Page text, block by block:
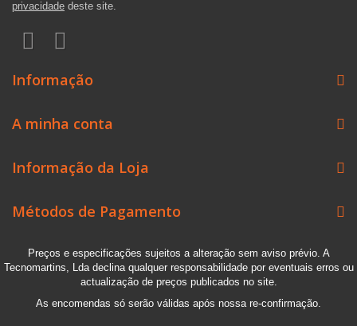
privacidade deste site.
Informação
A minha conta
Informação da Loja
Métodos de Pagamento
Preços e especificações sujeitos a alteração sem aviso prévio. A
Tecnomartins, Lda declina qualquer responsabilidade por eventuais erros ou
actualização de preços publicados no site.
As encomendas só serão válidas após nossa re-confirmação.